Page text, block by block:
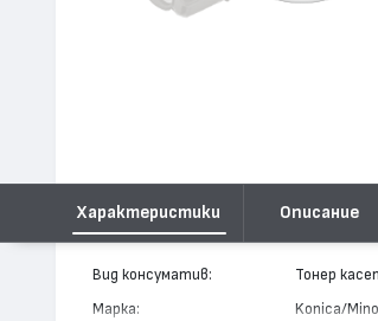
Характеристики Описание
Вид консуматив: Тонер
Марка: Konica/